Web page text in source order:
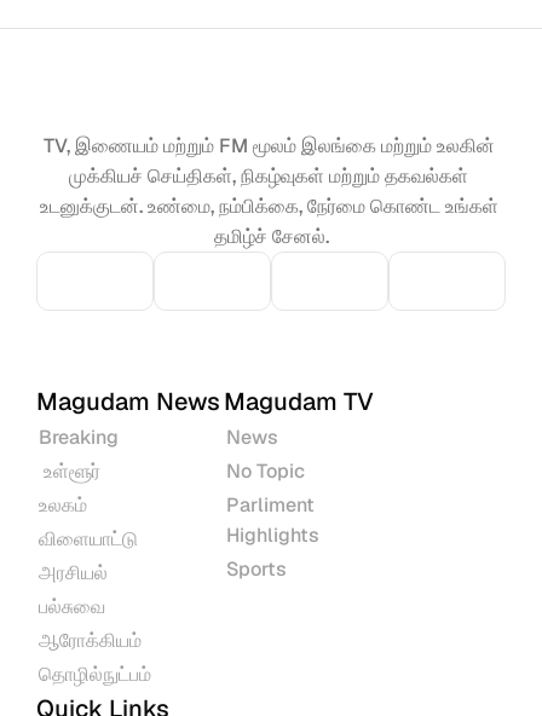
TV, இணையம் மற்றும் FM மூலம் இலங்கை மற்றும் உலகின்
முக்கியச் செய்திகள், நிகழ்வுகள் மற்றும் தகவல்கள்
உடனுக்குடன். உண்மை, நம்பிக்கை, நேர்மை கொண்ட உங்கள்
தமிழ்ச் சேனல்.
Magudam News
Breaking
உள்ளூர்
உலகம்
விளையாட்டு
அரசியல்
பல்சுவை
ஆரோக்கியம்
தொழில்நுட்பம்
Magudam TV
News
No Topic
Parliment
Highlights
Sports
Quick Links